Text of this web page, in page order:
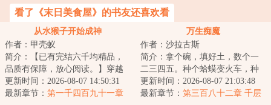
看了《末日美食屋》的书友还喜欢看
从水猴子开始成神
作者：甲壳蚁
简介：【已有完结六千均精品，
品质有保障，放心阅读。】穿越
成渔民，船还被抢了，怎么办？
饥寒交迫的梁渠...
更新时间：2026-08-07 14:50:31
最新章节： 第一千四百九十一章
万生痴魔
作者：沙拉古斯
简介：拿个碗，填好土，数个一
二三四五。种个蛤蟆变火车，种
颗毛豆变老虎。种出一身好手
艺，一生享福不受...
更新时间：2026-08-07 21:03:48
最新章节： 第三百八十二章 千层